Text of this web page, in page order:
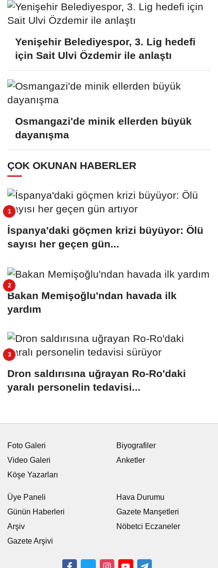
Yenişehir Belediyespor, 3. Lig hedefi
için Sait Ulvi Özdemir ile anlaştı
Osmangazi'de minik ellerden büyük
dayanışma
ÇOK OKUNAN HABERLER
İspanya'daki göçmen krizi büyüyor: Ölü
sayısı her geçen gün...
Bakan Memişoğlu'ndan havada ilk
yardım
Dron saldırısına uğrayan Ro-Ro'daki
yaralı personelin tedavisi...
Foto Galeri
Video Galeri
Köşe Yazarları
Biyografiler
Anketler
Üye Paneli
Günün Haberleri
Arşiv
Gazete Arşivi
Hava Durumu
Gazete Manşetleri
Nöbetci Eczaneler